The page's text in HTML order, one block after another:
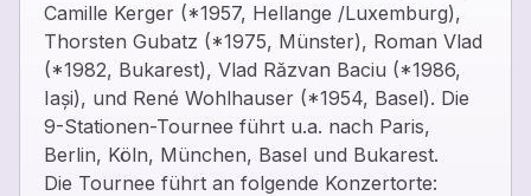
Camille Kerger (*1957, Hellange /Luxemburg),
Thorsten Gubatz (*1975, Münster), Roman Vlad
(*1982, Bukarest), Vlad Răzvan Baciu (*1986,
Iași), und René Wohlhauser (*1954, Basel). Die
9-Stationen-Tournee führt u.a. nach Paris,
Berlin, Köln, München, Basel und Bukarest.
Die Tournee führt an folgende Konzertorte: